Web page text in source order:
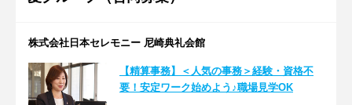
株式会社日本セレモニー 尼崎典礼会館
【精算事務】＜人気の事務＞経験・資格不
要！安定ワーク始めよう♪職場見学OK